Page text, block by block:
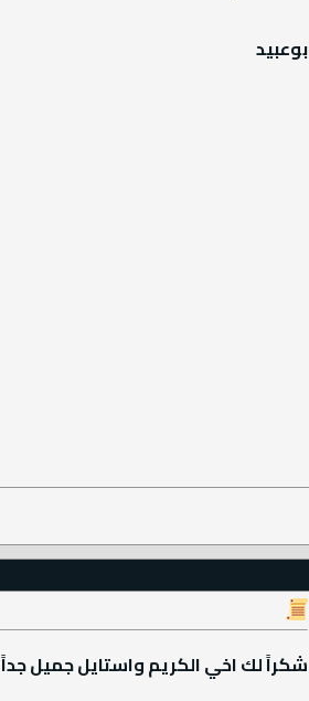
بوعبيد
شكراً لك اخي الكريم واستايل جميل جداً